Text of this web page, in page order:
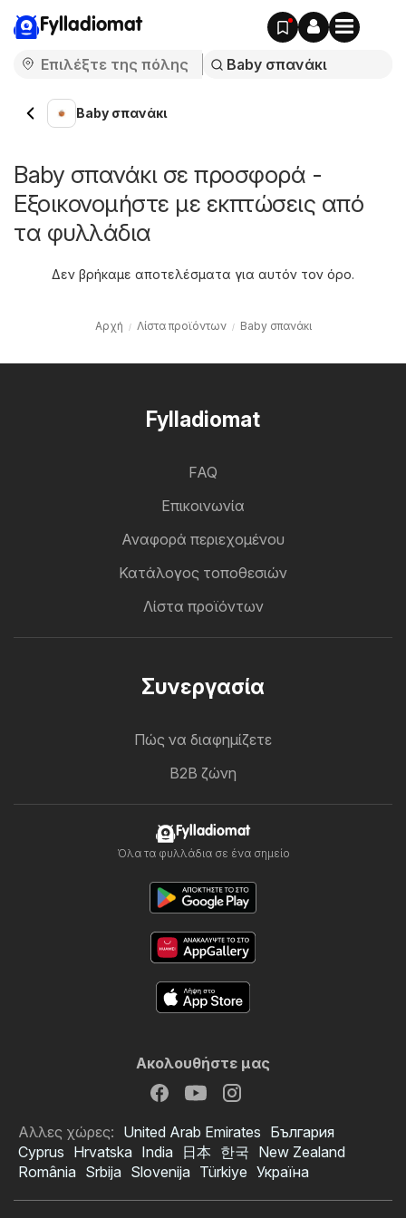
Fylladiomat
Baby σπανάκι
Baby σπανάκι σε προσφορά -
Εξοικονομήστε με εκπτώσεις από
τα φυλλάδια
Δεν βρήκαμε αποτελέσματα για αυτόν τον όρο.
Αρχή Λίστα προϊόντων Baby σπανάκι
Fylladiomat
FAQ
Επικοινωνία
Αναφορά περιεχομένου
Κατάλογος τοποθεσιών
Λίστα προϊόντων
Συνεργασία
Πώς να διαφημίζετε
B2B ζώνη
Fylladiomat
Όλα τα φυλλάδια σε ένα σημείο
Ακολουθήστε μας
Αλλες χώρες: United Arab Emirates България
Cyprus Hrvatska India 日本 한국 New Zealand
România Srbija Slovenija Türkiye Україна